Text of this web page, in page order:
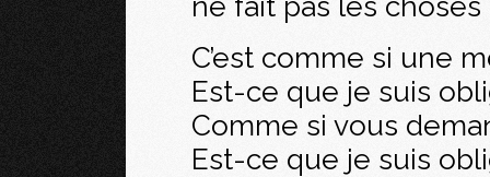
C’est comme si une
Est-ce que je suis
Comme si vous
Est-ce que je suis